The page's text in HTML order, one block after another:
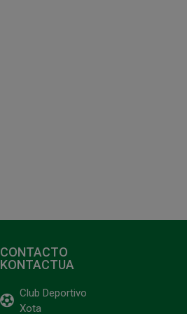
CONTACTO
KONTACTUA
Club Deportivo
Xota